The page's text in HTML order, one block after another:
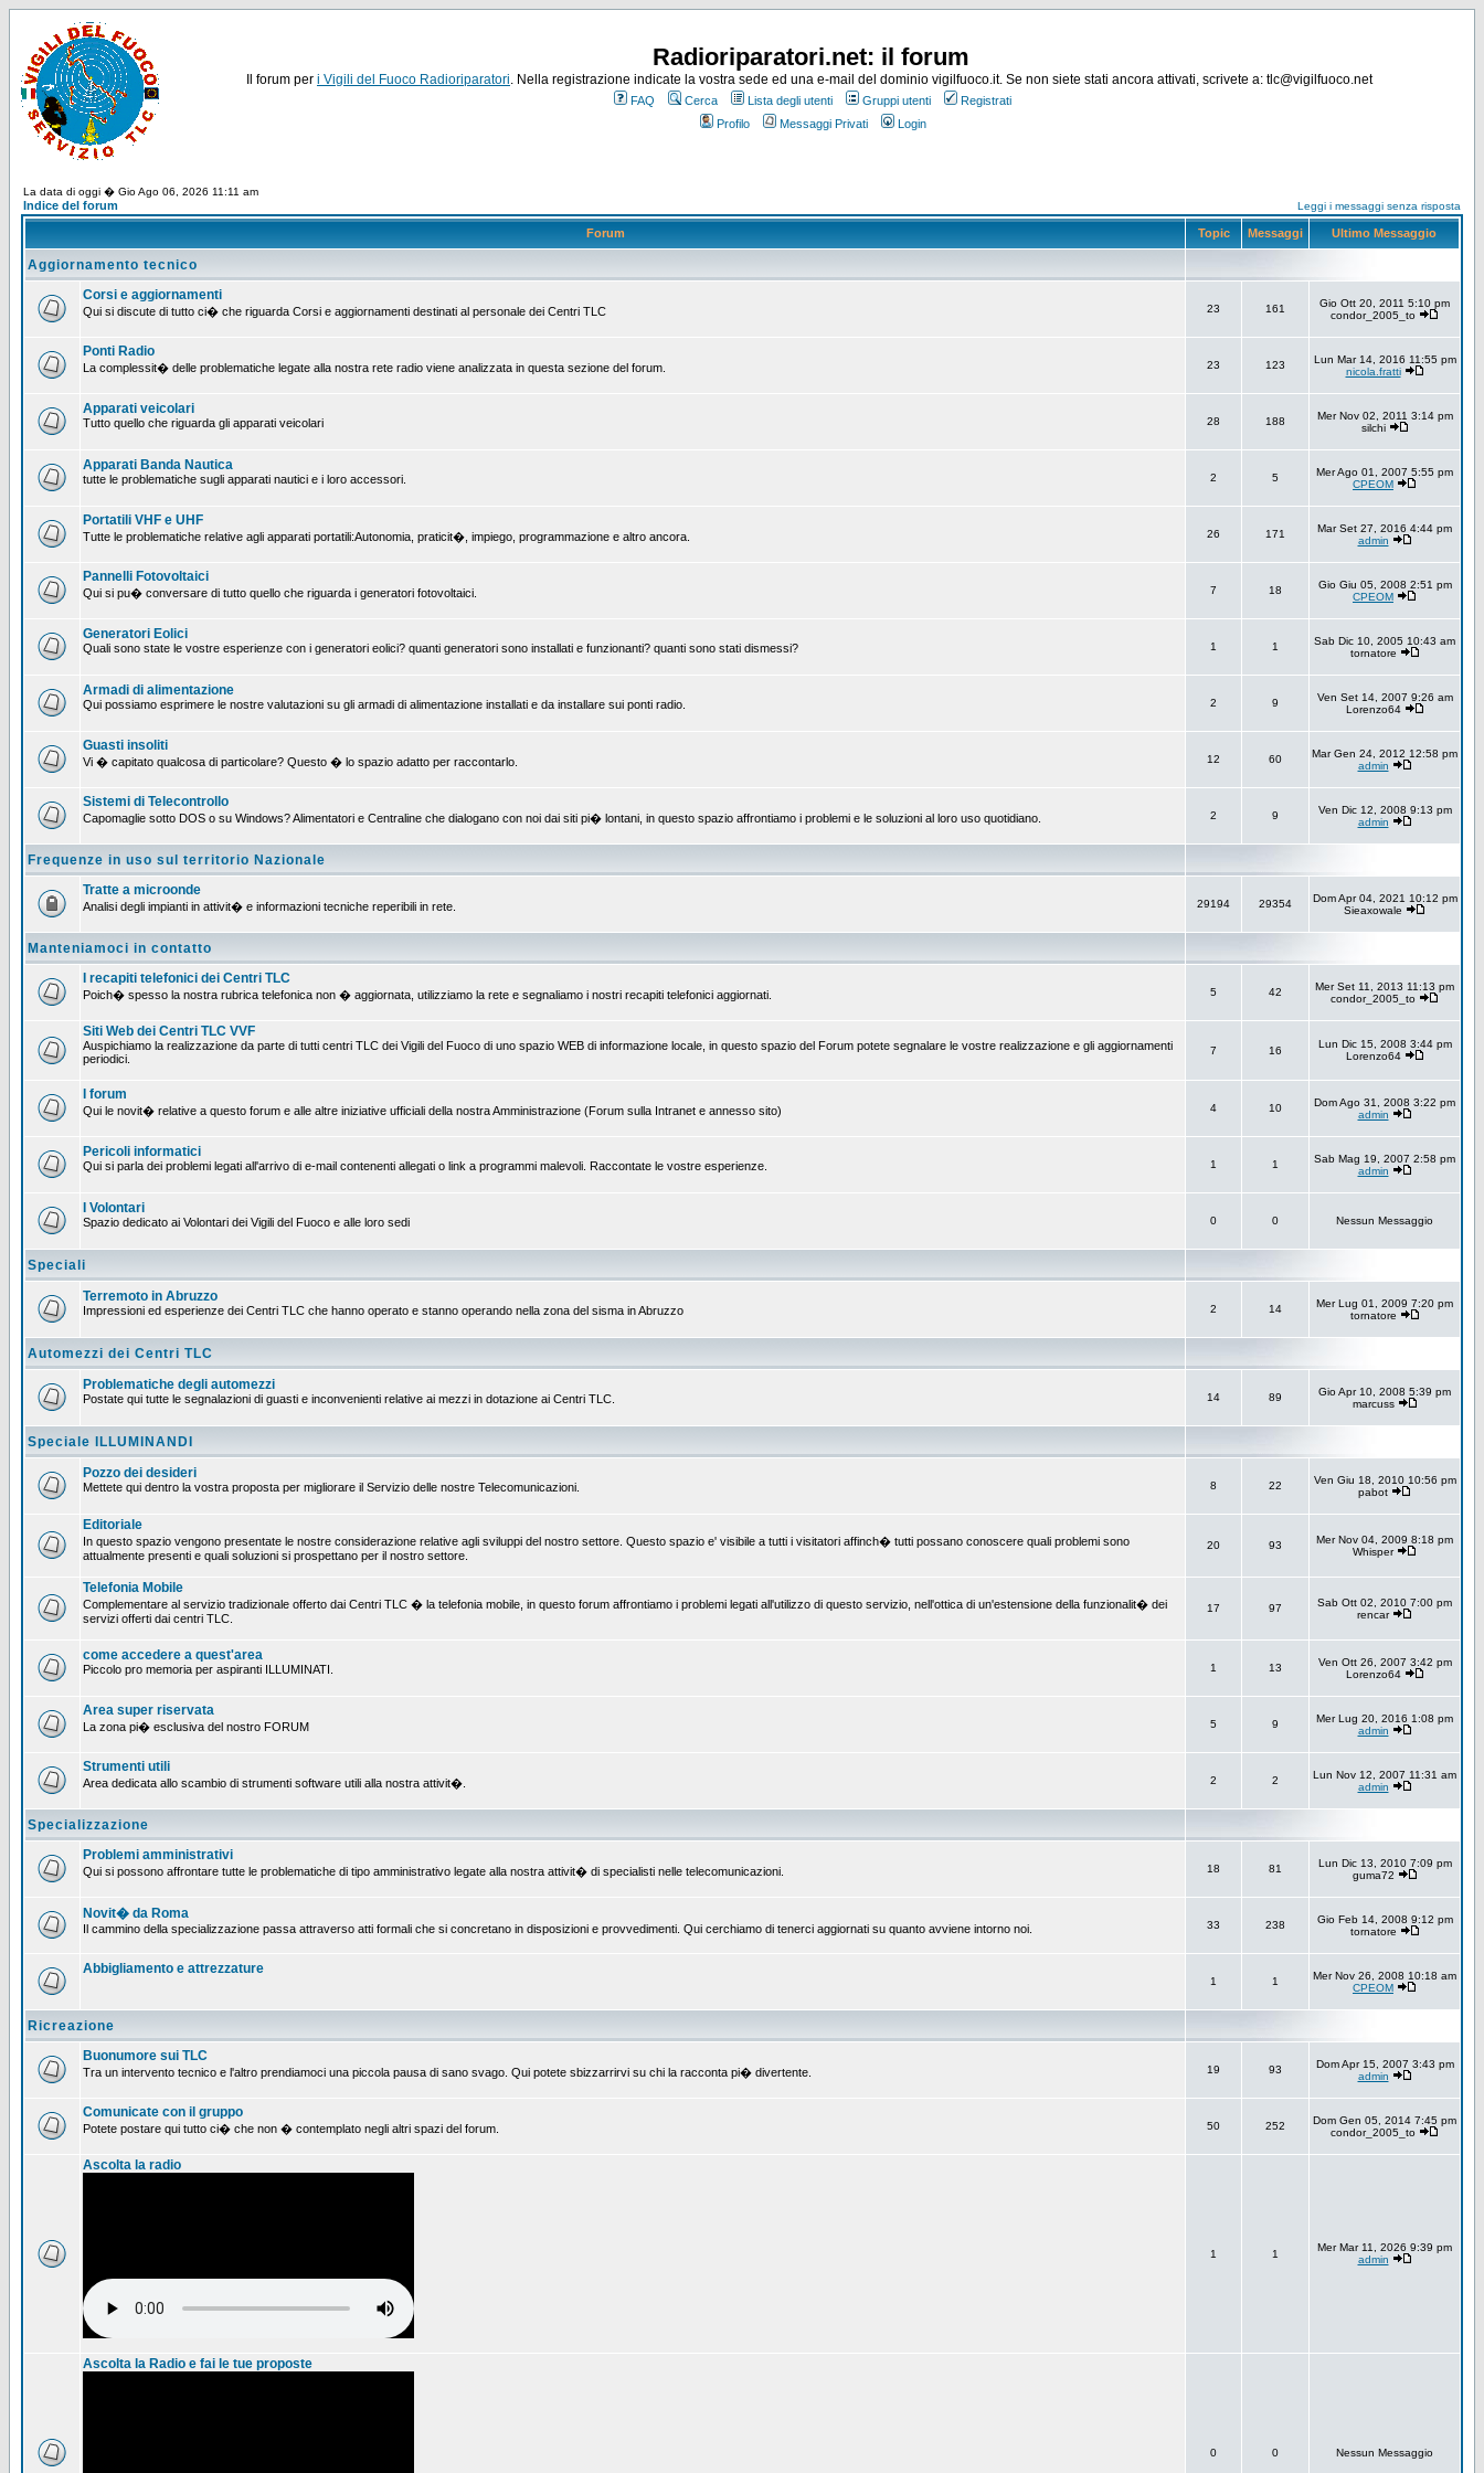
Radioriparatori.net: il forum
Il forum per i Vigili del Fuoco Radioriparatori. Nella registrazione indicate la vostra sede ed una e-mail del dominio vigilfuoco.it. Se non siete stati ancora attivati, scrivete a: tlc@vigilfuoco.net
FAQ Cerca Lista degli utenti Gruppi utenti
Registrati
Profilo
Messaggi Privati Login
La data di oggi � Gio Ago 06, 2026 11:11 am
Indice del forum Leggi i messaggi senza risposta
Forum Topic Messaggi Ultimo Messaggio
Aggiornamento tecnico
Corsi e aggiornamenti
Qui si discute di tutto ci� che riguarda Corsi e aggiornamenti destinati al personale dei Centri TLC 23 161
Gio Ott 20, 2011 5:10 pm
condor_2005_to
Ponti Radio
La complessit� delle problematiche legate alla nostra rete radio viene analizzata in questa sezione del forum. 23 123
Lun Mar 14, 2016 11:55 pm
nicola.fratti
Apparati veicolari
Tutto quello che riguarda gli apparati veicolari 28 188
Mer Nov 02, 2011 3:14 pm
silchi
Apparati Banda Nautica
tutte le problematiche sugli apparati nautici e i loro accessori. 2 5
Mer Ago 01, 2007 5:55 pm
CPEOM
Portatili VHF e UHF
Tutte le problematiche relative agli apparati portatili:Autonomia, praticit�, impiego, programmazione e altro ancora. 26 171
Mar Set 27, 2016 4:44 pm
admin
Pannelli Fotovoltaici
Qui si pu� conversare di tutto quello che riguarda i generatori fotovoltaici. 7 18
Gio Giu 05, 2008 2:51 pm
CPEOM
Generatori Eolici
Quali sono state le vostre esperienze con i generatori eolici? quanti generatori sono installati e funzionanti? quanti sono stati dismessi? 1 1
Sab Dic 10, 2005 10:43 am
tornatore
Armadi di alimentazione
Qui possiamo esprimere le nostre valutazioni su gli armadi di alimentazione installati e da installare sui ponti radio. 2 9
Ven Set 14, 2007 9:26 am
Lorenzo64
Guasti insoliti
Vi � capitato qualcosa di particolare? Questo � lo spazio adatto per raccontarlo. 12 60
Mar Gen 24, 2012 12:58 pm
admin
Sistemi di Telecontrollo
Capomaglie sotto DOS o su Windows? Alimentatori e Centraline che dialogano con noi dai siti pi� lontani, in questo spazio affrontiamo i problemi e le soluzioni al loro uso quotidiano. 2 9
Ven Dic 12, 2008 9:13 pm
admin
Frequenze in uso sul territorio Nazionale
Tratte a microonde
Analisi degli impianti in attivit� e informazioni tecniche reperibili in rete. 29194 29354
Dom Apr 04, 2021 10:12 pm
Sieaxowale
Manteniamoci in contatto
I recapiti telefonici dei Centri TLC
Poich� spesso la nostra rubrica telefonica non � aggiornata, utilizziamo la rete e segnaliamo i nostri recapiti telefonici aggiornati. 5 42
Mer Set 11, 2013 11:13 pm
condor_2005_to
Siti Web dei Centri TLC VVF
Auspichiamo la realizzazione da parte di tutti centri TLC dei Vigili del Fuoco di uno spazio WEB di informazione locale, in questo spazio del Forum potete segnalare le vostre realizzazione e gli aggiornamenti
periodici.
7 16
Lun Dic 15, 2008 3:44 pm
Lorenzo64
I forum
Qui le novit� relative a questo forum e alle altre iniziative ufficiali della nostra Amministrazione (Forum sulla Intranet e annesso sito) 4 10
Dom Ago 31, 2008 3:22 pm
admin
Pericoli informatici
Qui si parla dei problemi legati all'arrivo di e-mail contenenti allegati o link a programmi malevoli. Raccontate le vostre esperienze. 1 1
Sab Mag 19, 2007 2:58 pm
admin
I Volontari
Spazio dedicato ai Volontari dei Vigili del Fuoco e alle loro sedi 0 0 Nessun Messaggio
Speciali
Terremoto in Abruzzo
Impressioni ed esperienze dei Centri TLC che hanno operato e stanno operando nella zona del sisma in Abruzzo 2 14
Mer Lug 01, 2009 7:20 pm
tornatore
Automezzi dei Centri TLC
Problematiche degli automezzi
Postate qui tutte le segnalazioni di guasti e inconvenienti relative ai mezzi in dotazione ai Centri TLC. 14 89
Gio Apr 10, 2008 5:39 pm
marcuss
Speciale ILLUMINANDI
Pozzo dei desideri
Mettete qui dentro la vostra proposta per migliorare il Servizio delle nostre Telecomunicazioni. 8 22
Ven Giu 18, 2010 10:56 pm
pabot
Editoriale
In questo spazio vengono presentate le nostre considerazione relative agli sviluppi del nostro settore. Questo spazio e' visibile a tutti i visitatori affinch� tutti possano conoscere quali problemi sono
attualmente presenti e quali soluzioni si prospettano per il nostro settore.
20 93
Mer Nov 04, 2009 8:18 pm
Whisper
Telefonia Mobile
Complementare al servizio tradizionale offerto dai Centri TLC � la telefonia mobile, in questo forum affrontiamo i problemi legati all'utilizzo di questo servizio, nell'ottica di un'estensione della funzionalit� dei
servizi offerti dai centri TLC.
17 97
Sab Ott 02, 2010 7:00 pm
rencar
come accedere a quest'area
Piccolo pro memoria per aspiranti ILLUMINATI. 1 13
Ven Ott 26, 2007 3:42 pm
Lorenzo64
Area super riservata
La zona pi� esclusiva del nostro FORUM 5 9
Mer Lug 20, 2016 1:08 pm
admin
Strumenti utili
Area dedicata allo scambio di strumenti software utili alla nostra attivit�. 2 2
Lun Nov 12, 2007 11:31 am
admin
Specializzazione
Problemi amministrativi
Qui si possono affrontare tutte le problematiche di tipo amministrativo legate alla nostra attivit� di specialisti nelle telecomunicazioni. 18 81
Lun Dic 13, 2010 7:09 pm
guma72
Novit� da Roma
Il cammino della specializzazione passa attraverso atti formali che si concretano in disposizioni e provvedimenti. Qui cerchiamo di tenerci aggiornati su quanto avviene intorno noi. 33 238
Gio Feb 14, 2008 9:12 pm
tornatore
Abbigliamento e attrezzature
1 1
Mer Nov 26, 2008 10:18 am
CPEOM
Ricreazione
Buonumore sui TLC
Tra un intervento tecnico e l'altro prendiamoci una piccola pausa di sano svago. Qui potete sbizzarrirvi su chi la racconta pi� divertente. 19 93
Dom Apr 15, 2007 3:43 pm
admin
Comunicate con il gruppo
Potete postare qui tutto ci� che non � contemplato negli altri spazi del forum. 50 252
Dom Gen 05, 2014 7:45 pm
condor_2005_to
Ascolta la radio
1 1
Mer Mar 11, 2026 9:39 pm
admin
Ascolta la Radio e fai le tue proposte
0 0 Nessun Messaggio